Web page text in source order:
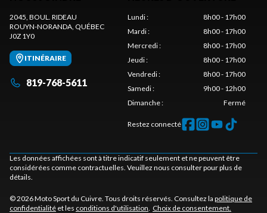
2045, BOUL. RIDEAU
ROUYN-NORANDA, QUÉBEC
J0Z 1Y0
ITINÉRAIRE
819-768-5611
Lundi:
8h00 - 17h00
Mardi:
8h00 - 17h00
Mercredi:
8h00 - 17h00
Jeudi:
8h00 - 17h00
Vendredi:
8h00 - 17h00
Samedi:
9h00 - 12h00
Dimanche: Fermé
Restez connecté
Les données affichées sont à titre indicatif seulement et ne peuvent être
considérées comme contractuelles. Veuillez nous consulter pour plus de
détails.
© 2026 Moto Sport du Cuivre. Tous droits réservés. Consultez la politique de
confidentialité et les conditions d'utilisation. Choix de consentement.